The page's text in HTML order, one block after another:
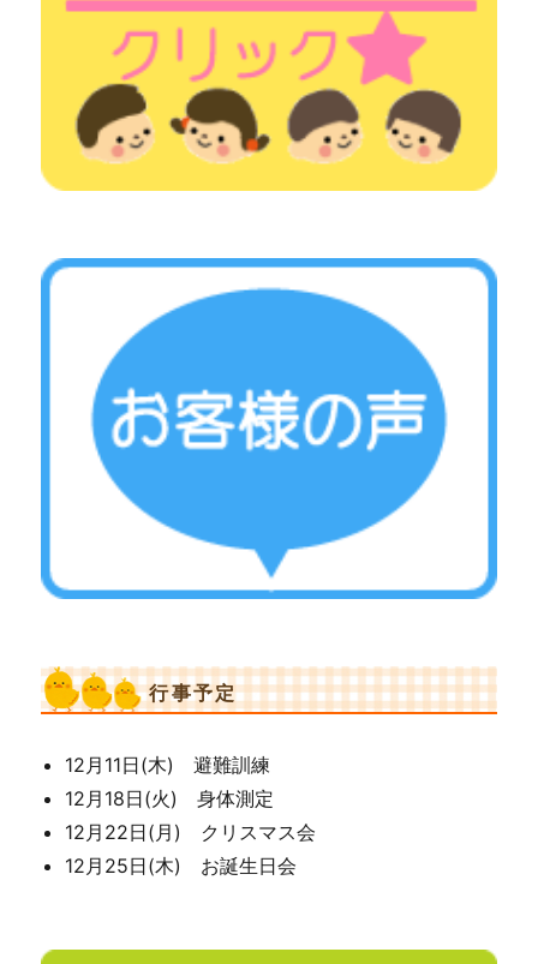
行事予定
12月11日(木) 避難訓練
12月18日(火) 身体測定
12月22日(月) クリスマス会
12月25日(木) お誕生日会